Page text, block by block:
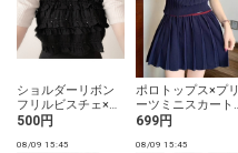
ショルダーリボン
フリルビスチェ×ト
ップスアンサンブ
500円
ポロトップス×プリ
ーツミニスカート
ラインニットセッ
699円
08/09 15:45 08/09 15:45